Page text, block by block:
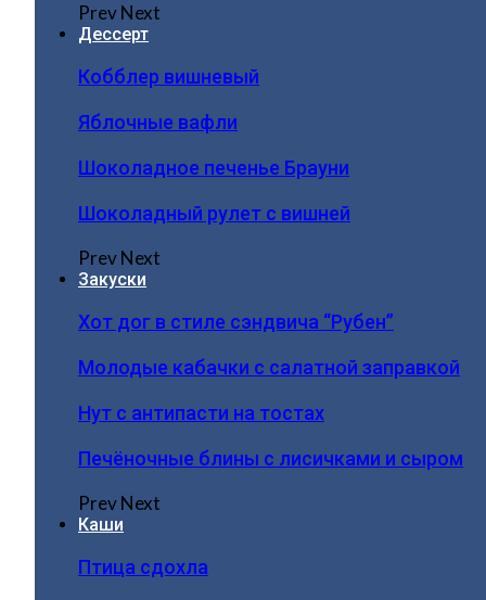
PrevNext
Дессерт
Кобблер вишневый
Яблочные вафли
Шоколадное печенье Брауни
Шоколадный рулет с вишней
PrevNext
Закуски
Хот дог в стиле сэндвича “Рубен”
Молодые кабачки с салатной заправкой
Нут с антипасти на тостах
Печёночные блины с лисичками и сыром
PrevNext
Каши
Птица сдохла